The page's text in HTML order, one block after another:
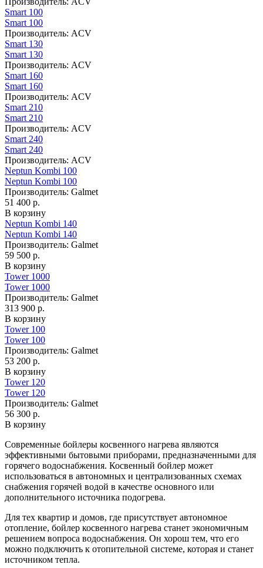
Smart 100
Smart 100
Производитель: ACV
Smart 130
Smart 130
Производитель: ACV
Smart 160
Smart 160
Производитель: ACV
Smart 210
Smart 210
Производитель: ACV
Smart 240
Smart 240
Производитель: ACV
Neptun Kombi 100
Neptun Kombi 100
Производитель: Galmet
51 400 р.
В корзину
Neptun Kombi 140
Neptun Kombi 140
Производитель: Galmet
59 500 р.
В корзину
Tower 1000
Tower 1000
Производитель: Galmet
313 900 р.
В корзину
Tower 100
Tower 100
Производитель: Galmet
53 200 р.
В корзину
Tower 120
Tower 120
Производитель: Galmet
56 300 р.
В корзину
Современные бойлеры косвенного нагрева являются
эффективными бытовыми приборами, предназначенными для
горячего водоснабжения. Косвенный бойлер может
использоваться в автономных и централизованных схемах
снабжения горячей водой в качестве основного или
дополнительного источника подогрева.
Для тех квартир и домов, где присутствует автономное
отопление, бойлер косвенного нагрева станет экономичным
решением вопроса водоснабжения. Он хорош тем, что его
можно подключить к отопительной системе, которая и станет
источником тепла.